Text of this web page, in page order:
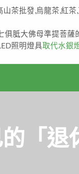
茶批發,烏龍茶,紅茶
俱胝大佛母準提菩薩
照明燈具取代水銀
「退